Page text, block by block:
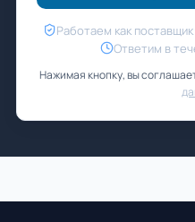
Работаем как поставщик
Ответим в
Нажимая кнопку, вы